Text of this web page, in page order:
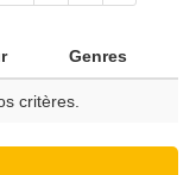
Genres
critères.